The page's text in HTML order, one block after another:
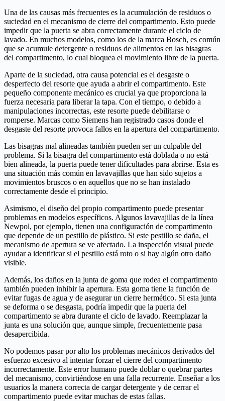
Una de las causas más frecuentes es la acumulación de residuos o
suciedad en el mecanismo de cierre del compartimento. Esto puede
impedir que la puerta se abra correctamente durante el ciclo de
lavado. En muchos modelos, como los de la marca Bosch, es común
que se acumule detergente o residuos de alimentos en las bisagras
del compartimento, lo cual bloquea el movimiento libre de la puerta.
Aparte de la suciedad, otra causa potencial es el desgaste o
desperfecto del resorte que ayuda a abrir el compartimento. Este
pequeño componente mecánico es crucial ya que proporciona la
fuerza necesaria para liberar la tapa. Con el tiempo, o debido a
manipulaciones incorrectas, este resorte puede debilitarse o
romperse. Marcas como Siemens han registrado casos donde el
desgaste del resorte provoca fallos en la apertura del compartimento.
Las bisagras mal alineadas también pueden ser un culpable del
problema. Si la bisagra del compartimento está doblada o no está
bien alineada, la puerta puede tener dificultades para abrirse. Esta es
una situación más común en lavavajillas que han sido sujetos a
movimientos bruscos o en aquellos que no se han instalado
correctamente desde el principio.
Asimismo, el diseño del propio compartimento puede presentar
problemas en modelos específicos. Algunos lavavajillas de la línea
Newpol, por ejemplo, tienen una configuración de compartimento
que depende de un pestillo de plástico. Si este pestillo se daña, el
mecanismo de apertura se ve afectado. La inspección visual puede
ayudar a identificar si el pestillo está roto o si hay algún otro daño
visible.
Además, los daños en la junta de goma que rodea el compartimento
también pueden inhibir la apertura. Esta goma tiene la función de
evitar fugas de agua y de asegurar un cierre hermético. Si esta junta
se deforma o se desgasta, podría impedir que la puerta del
compartimento se abra durante el ciclo de lavado. Reemplazar la
junta es una solución que, aunque simple, frecuentemente pasa
desapercibida.
No podemos pasar por alto los problemas mecánicos derivados del
esfuerzo excesivo al intentar forzar el cierre del compartimento
incorrectamente. Este error humano puede doblar o quebrar partes
del mecanismo, convirtiéndose en una falla recurrente. Enseñar a los
usuarios la manera correcta de cargar detergente y de cerrar el
compartimento puede evitar muchas de estas fallas.